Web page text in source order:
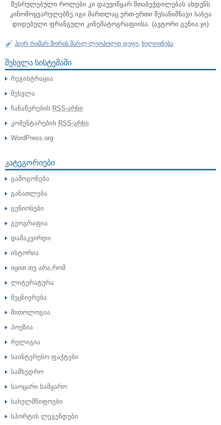
შესრულებული როლები კი დაუვიწყარ შთაბეჭდილებას ახდენს
კინომოყვარულებზე.იგი მართლაც ერთ-ერთი შესანიშნავი სახეა
დიდებული ფრანგული კინემატოგრაფიისა. (ავტორი გენია.ჯი)
პიერ რიშარ მორის შარლ ლეოპოლდ დეფე, ხელოვნება
ᲨᲔᲡᲕᲚᲐ ᲡᲘᲡᲢᲔᲛᲐᲨᲘ
რეგისტრაცია
შესვლა
ჩანაწერების RSS-არხი
კომენტარების RSS-არხი
WordPress.org
ᲙᲐᲢᲔᲒᲝᲠᲘᲔᲑᲘ
გამოგონება
განათლება
გენიოსები
გეოგრაფია
დამაკვირდი
ისტორია
იცით თუ არა,რომ
ლიტერატურა
მეცნიერება
მითოლოგია
პოეზია
რელიგია
საინტერესო ფაქტები
სამხედრო
საოცარი სამყარო
სახელმწიფოები
სპორტის ლეგენდები